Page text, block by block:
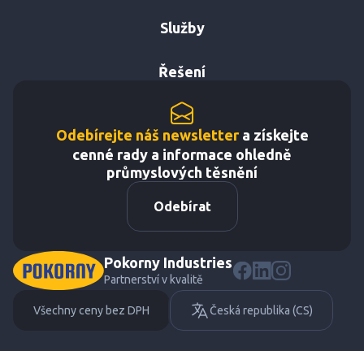
Služby
Řešení
Odebírejte náš newslettera získejte
cenné rady a informace ohledně
průmyslových těsnění
Odebírat
Pokorny Industries
Partnerství v kvalitě
Všechny ceny bez DPH Česká republika (CS)